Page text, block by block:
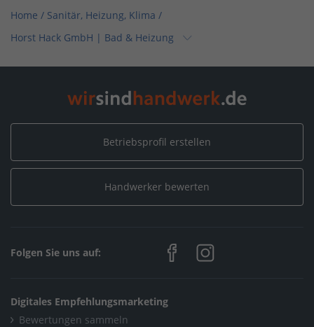
Home / Sanitär, Heizung, Klima /
Horst Hack GmbH | Bad & Heizung
Home / Sanitär, Heizung, Klima / Heizungsbau & Klimatechnik
Horst Hack GmbH | Bad & Heizung
Horst Hack GmbH | Bad & Heizung
Home / Sanitär, Heizung, Klima / Installation & Heizungsbau /
Horst Hack GmbH | Bad & Heizung
Horst Hack GmbH | Bad & Heizung
Betriebsprofil erstellen
Handwerker bewerten
Folgen Sie uns auf:
Digitales Empfehlungsmarketing
Bewertungen sammeln